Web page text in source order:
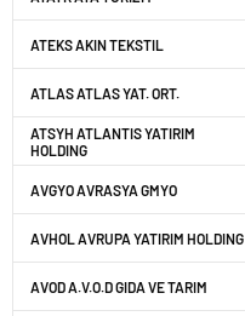
ATEKS AKIN TEKSTIL
ATLAS ATLAS YAT. ORT.
ATSYH ATLANTIS YATIRIM
HOLDING
AVGYO AVRASYA GMYO
AVHOL AVRUPA YATIRIM HOLDING
AVOD A.V.O.D GIDA VE TARIM